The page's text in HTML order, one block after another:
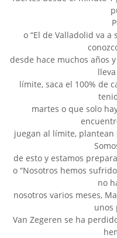
o “El de Valladolid va
desde hace muchos años
límite, saca el 100% de
martes o que solo
juegan al límite,
de esto y estamos
o “Nosotros hemos
no
nosotros varios meses,
unos
Van Zegeren se ha